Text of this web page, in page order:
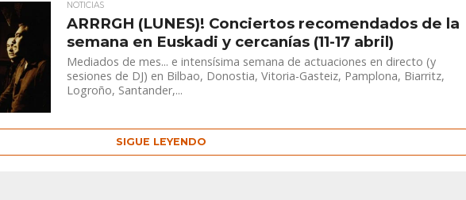
NOTICIAS
ARRRGH (LUNES)! Conciertos recomendados de la
semana en Euskadi y cercanías (11-17 abril)
Mediados de mes... e intensísima semana de actuaciones en directo (y
sesiones de DJ) en Bilbao, Donostia, Vitoria-Gasteiz, Pamplona, Biarritz,
Logroño, Santander,...
SIGUE LEYENDO